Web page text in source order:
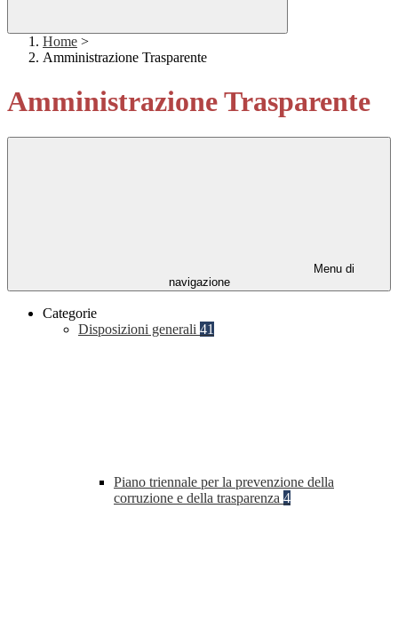
Home >
Amministrazione Trasparente
Amministrazione Trasparente
Menu di
navigazione
Categorie
Disposizioni generali 41
Piano triennale per la prevenzione della
corruzione e della trasparenza 4